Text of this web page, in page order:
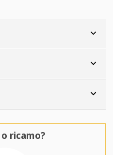
ricamo?